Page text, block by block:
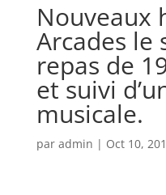
Nouveaux
Arcades le
repas de
et suivi
musicale.
par admin | Oct 10,